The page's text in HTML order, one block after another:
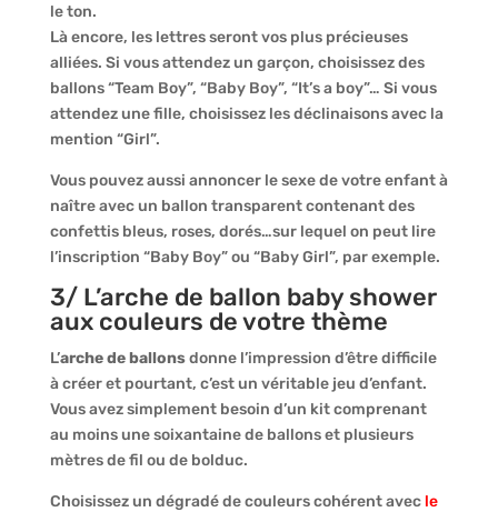
le ton.
Là encore, les lettres seront vos plus précieuses
alliées. Si vous attendez un garçon, choisissez des
ballons “Team Boy”, “Baby Boy”, “It’s a boy”… Si vous
attendez une fille, choisissez les déclinaisons avec la
mention “Girl”.
Vous pouvez aussi annoncer le sexe de votre enfant à
naître avec un ballon transparent contenant des
confettis bleus, roses, dorés…sur lequel on peut lire
l’inscription “Baby Boy” ou “Baby Girl”, par exemple.
3/ L’arche de ballon baby shower
aux couleurs de votre thème
L’arche de ballonsdonne l’impression d’être difficile
à créer et pourtant, c’est un véritable jeu d’enfant.
Vous avez simplement besoin d’un kit comprenant
au moins une soixantaine de ballons et plusieurs
mètres de fil ou de bolduc.
Choisissez un dégradé de couleurs cohérent avec le